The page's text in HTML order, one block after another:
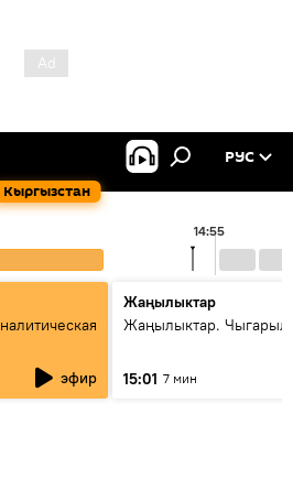
Кыргызстан
РУС
14:55
эфир
Жаңылыктар
Жаңылыктар.
15:01 7 мин